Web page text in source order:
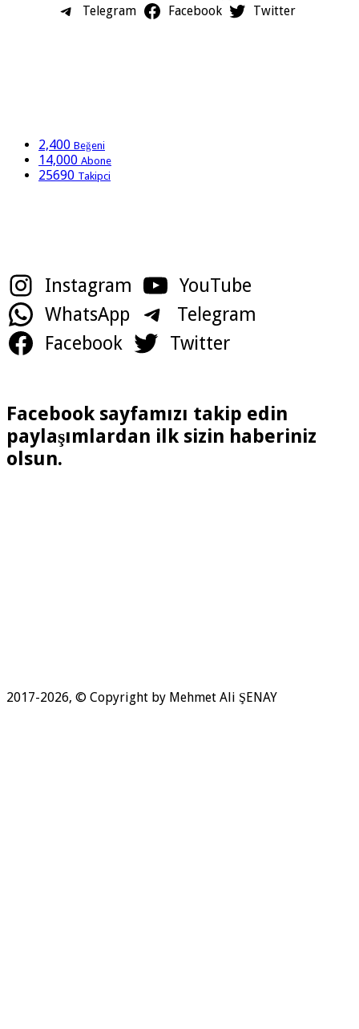
Telegram
Facebook Twitter
2,400 Beğeni
14,000 Abone
25690 Takipci
Instagram
YouTube
WhatsApp
Telegram
Facebook
Twitter
Facebook sayfamızı takip edin
paylaşımlardan ilk sizin haberiniz
olsun.
2017-2026, © Copyright by Mehmet Ali ŞENAY